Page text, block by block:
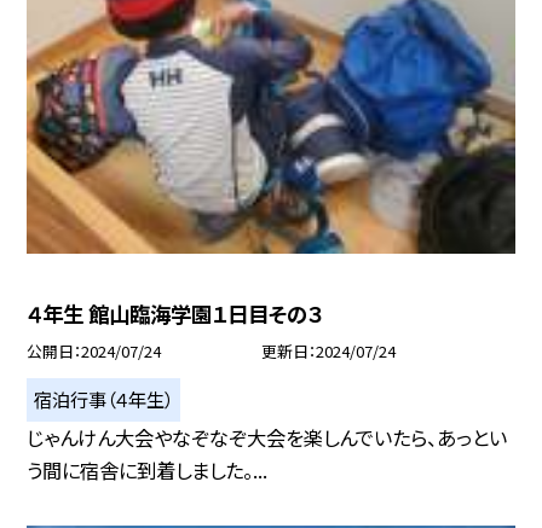
４年生 館山臨海学園１日目その３
公開日 2024/07/24 更新日 2024/07/24
宿泊行事（４年生）
じゃんけん大会やなぞなぞ大会を楽しんでいたら、あっとい
う間に宿舎に到着しました。...